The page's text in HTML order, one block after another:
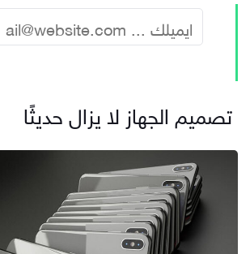
تصميم الجهاز لا يزال حديثًا